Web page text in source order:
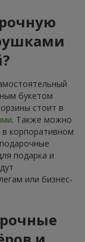
букетом
стоит в
. Также можно
корпоративном
подарка и
или бизнес-